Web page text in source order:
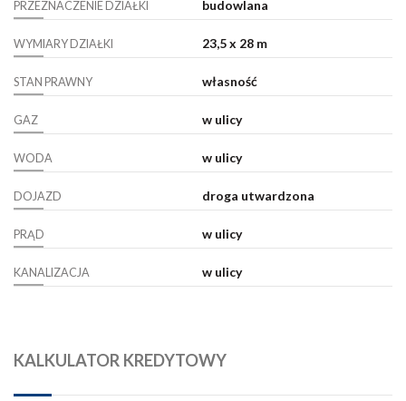
PRZEZNACZENIE DZIAŁKI budowlana
WYMIARY DZIAŁKI 23,5 x 28 m
STAN PRAWNY własność
GAZ w ulicy
WODA w ulicy
DOJAZD droga utwardzona
PRĄD w ulicy
KANALIZACJA w ulicy
KALKULATOR KREDYTOWY